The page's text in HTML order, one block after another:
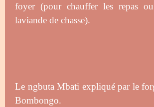
foyer (pour chauffer les repas
laviande de chasse).
Le ngbuta Mbati expliqué par le
Bombongo.